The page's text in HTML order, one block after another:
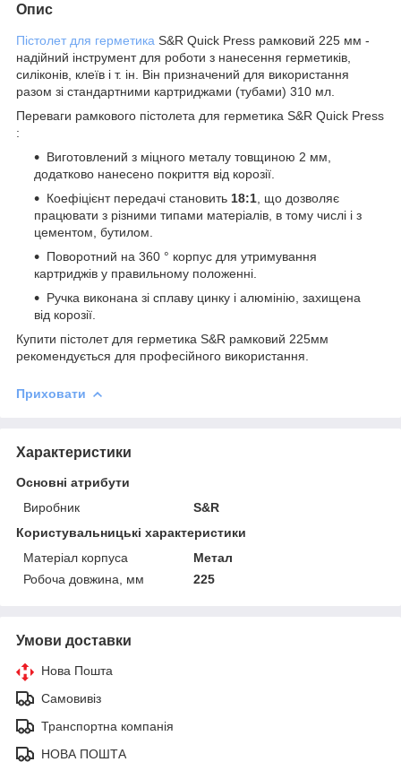
Опис
Пістолет для герметика S&R Quick Press рамковий 225 мм -
надійний інструмент для роботи з нанесення герметиків,
силіконів, клеїв і т. iн. Він призначений для використання
разом зі стандартними картриджами (тубами) 310 мл.
Переваги рамкового пістолета для герметика S&R Quick Press
:
Виготовлений з міцного металу товщиною 2 мм,
додатково нанесено покриття від корозії.
Коефіцієнт передачі становить 18:1 , що дозволяє
працювати з різними типами матеріалів, в тому числі і з
цементом, бутилом.
Поворотний на 360 ° корпус для утримування
картриджів у правильному положенні.
Ручка виконана зі сплаву цинку і алюмінію, захищена
від корозії.
Купити пістолет для герметика S&R рамковий 225мм
рекомендується для професійного використання.
Приховати
Характеристики
Основні атрибути
Виробник
S&R
Користувальницькі характеристики
Матеріал корпуса
Метал
Робоча довжина, мм
225
Умови доставки
Нова Пошта
Самовивіз
Транспортна компанія
НОВА ПОШТА